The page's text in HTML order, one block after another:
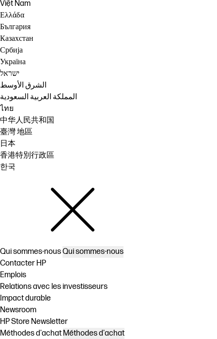
Việt Nam
Ελλάδα
България
Казахстан
Србија
Україна
ישראל
الشرق الأوسط
المملكة العربية السعودية
ไทย
中华人民共和国
臺灣 地區
日本
香港特別行政區
한국
Qui sommes-nousQui sommes-nous
Contacter HP
Emplois
Relations avec les investisseurs
Impact durable
Newsroom
HP Store Newsletter
Méthodes d'achat Méthodes d'achat